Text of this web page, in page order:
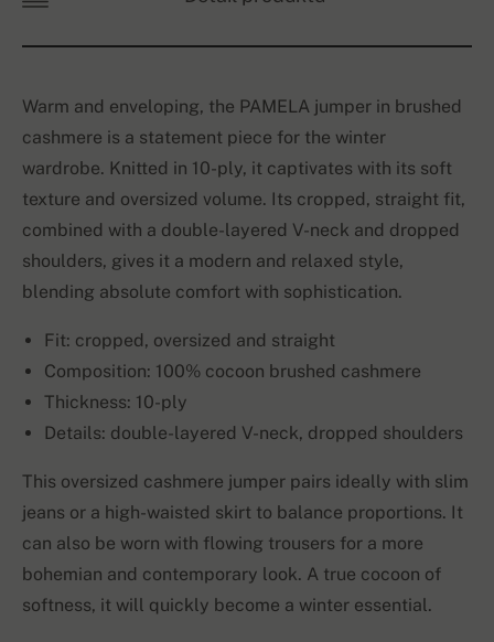
Warm and enveloping, the PAMELA jumper in brushed
cashmere is a statement piece for the winter
wardrobe. Knitted in 10-ply, it captivates with its soft
texture and oversized volume. Its cropped, straight fit,
combined with a double-layered V-neck and dropped
shoulders, gives it a modern and relaxed style,
blending absolute comfort with sophistication.
Fit: cropped, oversized and straight
Composition: 100% cocoon brushed cashmere
Thickness: 10-ply
Details: double-layered V-neck, dropped shoulders
This oversized cashmere jumper pairs ideally with slim
jeans or a high-waisted skirt to balance proportions. It
can also be worn with flowing trousers for a more
bohemian and contemporary look. A true cocoon of
softness, it will quickly become a winter essential.